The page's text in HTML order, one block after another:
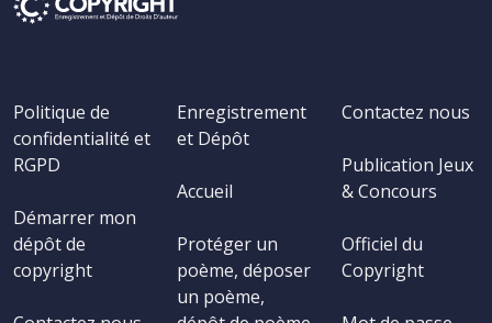
Politique de
confidentialité et
RGPD
Démarrer mon
dépôt de
copyright
Enregistrement
et Dépôt
Accueil
Protéger un
poème, déposer
un poème,
Contactez nous
Publication Jeux
& Concours
Officiel du
Copyright